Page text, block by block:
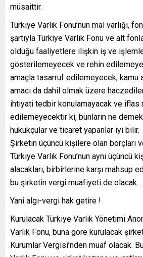
müsaittir.
Türkiye Varlık Fonu’nun mal varlığı,
şartıyla Türkiye Varlık Fonu ve alt
olduğu faaliyetlere ilişkin iş ve
gösterilemeyecek ve rehin
amaçla tasarruf edilemeyecek, kamu
amacı da dahil olmak üzere
ihtiyati tedbir konulamayacak ve iflas
edilemeyecektir ki, bunların ne
hukukçular ve ticaret yapanlar iyi bilir.
Şirketin üçüncü kişilere olan borçları
Türkiye Varlık Fonu’nun aynı üçüncü
alacakları, birbirlerine karşı mahsup
bu şirketin vergi muafiyeti de olacak…
Yani algı-vergi hak getire !
Kurulacak Türkiye Varlık Yönetimi
Varlık Fonu, buna göre kurulacak
Kurumlar Vergisi’nden muaf olacak.